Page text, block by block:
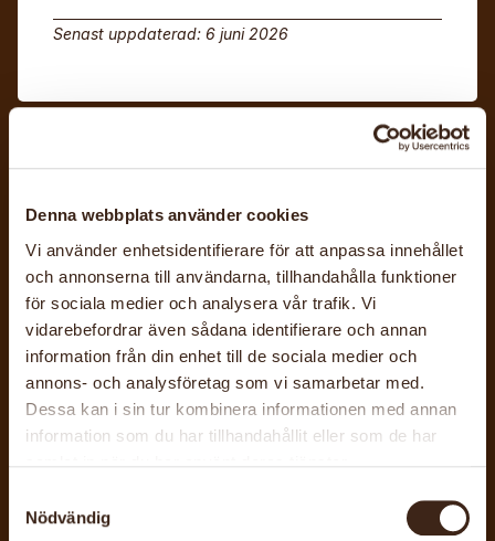
Denna webbplats använder cookies
Vi använder enhetsidentifierare för att anpassa innehållet
och annonserna till användarna, tillhandahålla funktioner
för sociala medier och analysera vår trafik. Vi
vidarebefordrar även sådana identifierare och annan
information från din enhet till de sociala medier och
annons- och analysföretag som vi samarbetar med.
Dessa kan i sin tur kombinera informationen med annan
information som du har tillhandahållit eller som de har
Nödvändig
Senast uppdaterad: 6 juni 2026
RELATERADE
AKTIVITETER
22 aug, 2026
Stenhuset Workshop – Nåltovning
Surahammars konst- och hantverksgille